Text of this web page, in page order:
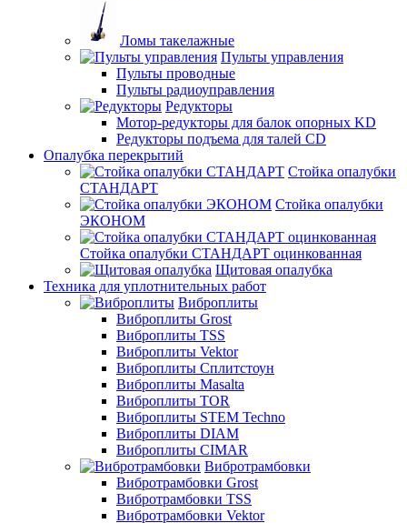
Ломы такелажные
Пульты управления
Пульты проводные
Пульты радиоуправления
Редукторы
Мотор-редукторы для балок опорных KD
Редукторы подъема для талей CD
Опалубка перекрытий
Стойка опалубки
СТАНДАРТ
Стойка опалубки
ЭКОНОМ
Стойка опалубки СТАНДАРТ оцинкованная
Щитовая опалубка
Техника для уплотнительных работ
Виброплиты
Виброплиты Grost
Виброплиты TSS
Виброплиты Vektor
Виброплиты Сплитстоун
Виброплиты Masalta
Виброплиты TOR
Виброплиты STEM Techno
Виброплиты DIAM
Виброплиты CIMAR
Вибротрамбовки
Вибротрамбовки Grost
Вибротрамбовки TSS
Вибротрамбовки Vektor